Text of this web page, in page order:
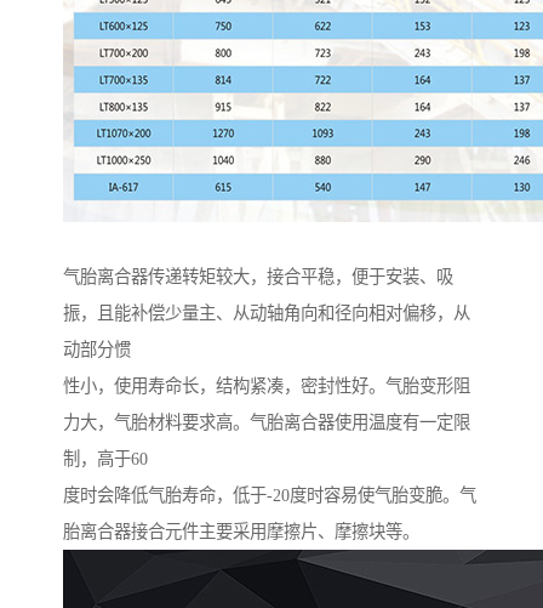
气胎离合器传递转矩较大，接合平稳，便于安装、吸
振，且能补偿少量主、从动轴角向和径向相对偏移，从
动部分惯
性小，使用寿命长，结构紧凑，密封性好。气胎变形阻
力大，气胎材料要求高。气胎离合器使用温度有一定限
制，高于60
度时会降低气胎寿命，低于-20度时容易使气胎变脆。气
胎离合器接合元件主要采用摩擦片、摩擦块等。